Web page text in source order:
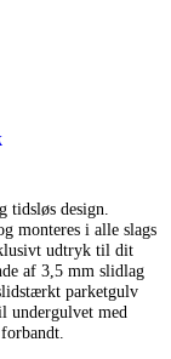
tidsløs design.
monteres i alle slags
udtryk til dit
af 3,5 mm slidlag
parketgulv
undergulvet med